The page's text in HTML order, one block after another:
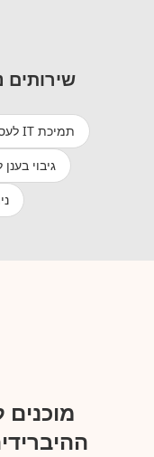
שירותים
תמיכת IT לעסקים
גיבוי